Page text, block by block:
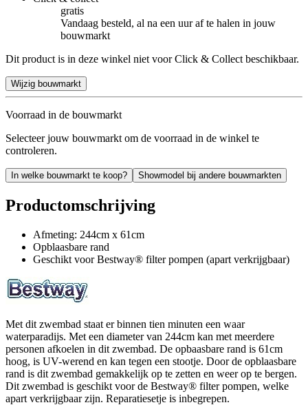
gratis
Vandaag besteld, al na een uur af te halen in jouw
bouwmarkt
Dit product is in deze winkel niet voor Click & Collect beschikbaar.
Wijzig bouwmarkt
Voorraad in de bouwmarkt
Selecteer jouw bouwmarkt om de voorraad in de winkel te
controleren.
In welke bouwmarkt te koop? Showmodel bij andere bouwmarkten
Productomschrijving
Afmeting: 244cm x 61cm
Opblaasbare rand
Geschikt voor Bestway® filter pompen (apart verkrijgbaar)
Met dit zwembad staat er binnen tien minuten een waar
waterparadijs. Met een diameter van 244cm kan met meerdere
personen afkoelen in dit zwembad. De opbaasbare rand is 61cm
hoog, is UV-werend en kan tegen een stootje. Door de opblaasbare
rand is dit zwembad gemakkelijk op te zetten en weer op te bergen.
Dit zwembad is geschikt voor de Bestway® filter pompen, welke
apart verkrijgbaar zijn. Reparatiesetje is inbegrepen.